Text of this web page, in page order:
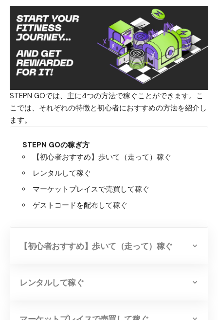
STEPN GOでは、主に4つの方法で稼ぐことができます。こ
こでは、それぞれの特徴と初心者におすすめの方法を紹介し
ます。
STEPN GOの稼ぎ方
【初心者おすすめ】歩いて（走って）稼ぐ
レンタルして稼ぐ
マーケットプレイスで売買して稼ぐ
ゲストコードを配布して稼ぐ
【初心者おすすめ】歩いて（走って）稼ぐ
レンタルして稼ぐ